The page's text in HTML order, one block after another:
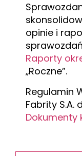
opinie i
Raporty
„Roczne”.
Regulamin
Fabrity S.A.
Dokumenty